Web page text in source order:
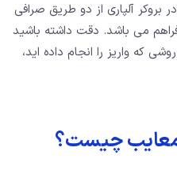
بروکر آلپاری از دو طریق صرافی
می باشد. دقت داشته باشید
که واریز را انجام داده اید،
معایب چیست؟